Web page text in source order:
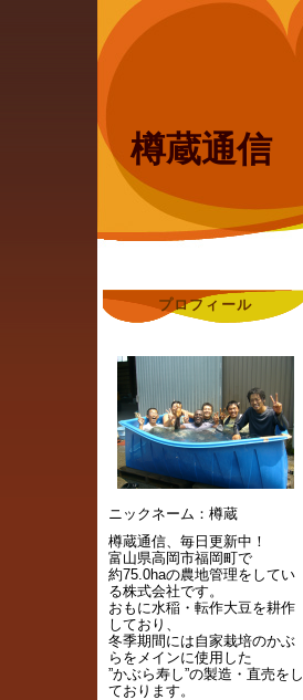
樽蔵通信
プロフィール
ニックネーム：樽蔵
樽蔵通信、毎日更新中！
富山県高岡市福岡町で
約75.0haの農地管理をしてい
る株式会社です。
おもに水稲・転作大豆を耕作
しており、
冬季期間には自家栽培のかぶ
らをメインに使用した
”かぶら寿し”の製造・直売をし
ております。